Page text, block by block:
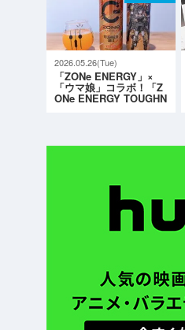
2026.05.26(Tue)
「ZONe ENERGY」×
「ウマ娘」コラボ！「Z
ONe ENERGY TOUGHN